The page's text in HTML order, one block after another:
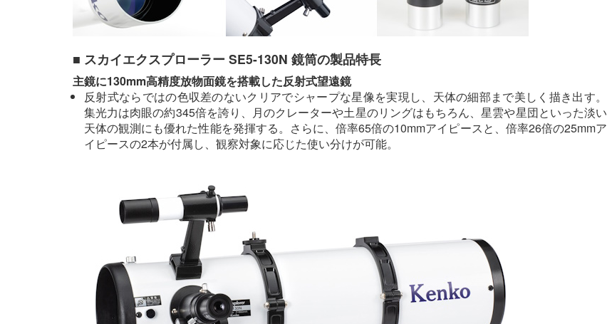
■ スカイエクスプローラー SE5-130N 鏡筒の製品特長
主鏡に130mm高精度放物面鏡を搭載した反射式望遠鏡
反射式ならではの色収差のないクリアでシャープな星像を実現し、天体の細部まで美しく描き出す。
集光力は肉眼の約345倍を誇り、月のクレーターや土星のリングはもちろん、星雲や星団といった淡い
天体の観測にも優れた性能を発揮する。さらに、倍率65倍の10mmアイピースと、倍率26倍の25mmア
イピースの2本が付属し、観察対象に応じた使い分けが可能。